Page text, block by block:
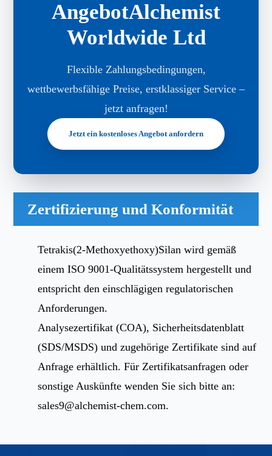
AngebotAlchemist
Worldwide Ltd
Flexible Zahlungsbedingungen,
wettbewerbsfähige Preise, erstklassiger Service –
jetzt anfragen!
Jetzt ein kostenloses Angebot anfordern
Zertifizierung und Konformität
Tetrakis(2-Methoxyethoxy)Silan wird gemäß
einem ISO 9001-Qualitätssystem hergestellt und
entspricht den einschlägigen regulatorischen
Anforderungen.
Analysezertifikat (COA), Sicherheitsdatenblatt
(SDS/MSDS) und zugehörige Zertifikate sind auf
Anfrage erhältlich. Für Zertifikatsanfragen oder
sonstige Auskünfte wenden Sie sich bitte an:
sales9@alchemist-chem.com.